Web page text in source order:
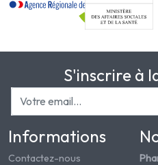
S'inscrire à
Informations
Contactez-nous